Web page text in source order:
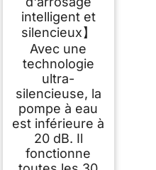
intelligent et
silencieux】
Avec une
technologie
ultra-
silencieuse, la
pompe à eau
est inférieure à
20 dB. Il
fonctionne